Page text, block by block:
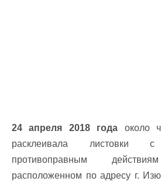
24 апреля 2018 года около
расклеивала
противоправным
расположенном по адресу г.